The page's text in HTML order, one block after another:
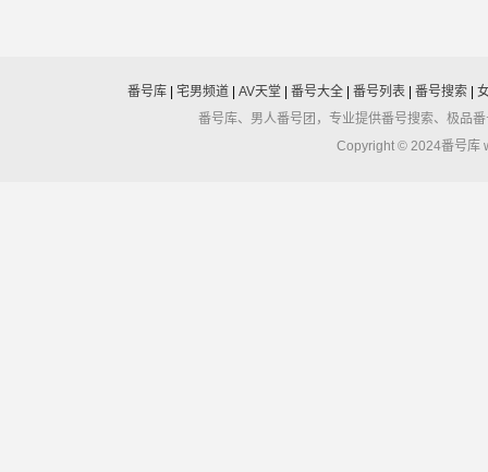
番号库| 宅男频道| AV天堂| 番号大全| 番号列表| 番号搜索|
番号库、男人番号团，专业提供番号搜索、极品
Copyright © 2024番号库